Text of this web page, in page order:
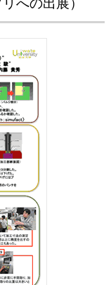
への出展）